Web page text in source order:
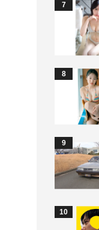
7
8
9
10